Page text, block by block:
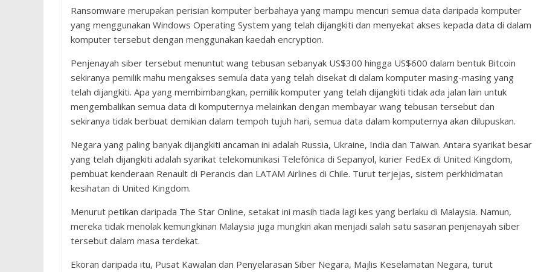
Ransomware merupakan perisian komputer berbahaya yang mampu mencuri semua data daripada komputer
yang menggunakan Windows Operating System yang telah dijangkiti dan menyekat akses kepada data di dalam
komputer tersebut dengan menggunakan kaedah encryption.
Penjenayah siber tersebut menuntut wang tebusan sebanyak US$300 hingga US$600 dalam bentuk Bitcoin
sekiranya pemilik mahu mengakses semula data yang telah disekat di dalam komputer masing-masing yang
telah dijangkiti. Apa yang membimbangkan, pemilik komputer yang telah dijangkiti tidak ada jalan lain untuk
mengembalikan semua data di komputernya melainkan dengan membayar wang tebusan tersebut dan
sekiranya tidak berbuat demikian dalam tempoh tujuh hari, semua data dalam komputernya akan dilupuskan.
Negara yang paling banyak dijangkiti ancaman ini adalah Russia, Ukraine, India dan Taiwan. Antara syarikat besar
yang telah dijangkiti adalah syarikat telekomunikasi Telefónica di Sepanyol, kurier FedEx di United Kingdom,
pembuat kenderaan Renault di Perancis dan LATAM Airlines di Chile. Turut terjejas, sistem perkhidmatan
kesihatan di United Kingdom.
Menurut petikan daripada The Star Online, setakat ini masih tiada lagi kes yang berlaku di Malaysia. Namun,
mereka tidak menolak kemungkinan Malaysia juga mungkin akan menjadi salah satu sasaran penjenayah siber
tersebut dalam masa terdekat.
Ekoran daripada itu, Pusat Kawalan dan Penyelarasan Siber Negara, Majlis Keselamatan Negara, turut